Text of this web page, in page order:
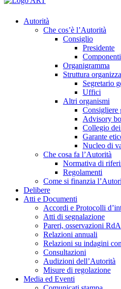
Autorità
Che cos’è l’Autorità
Consiglio
Presidente
Componenti
Organigramma
Struttura
Segretario
Uffici
Altri organismi
Consigliere
Advisory
Collegio
Garante
Nucleo di
Che cosa fa l’Autorità
Normativa di
Regolamenti
Come si finanzia
Delibere
Atti e Documenti
Accordi e Protocolli
Atti di segnalazione
Pareri, osservazioni
Relazioni annuali
Relazioni su indagini
Consultazioni
Audizioni dell’Autorità
Misure di regolazione
Media ed Eventi